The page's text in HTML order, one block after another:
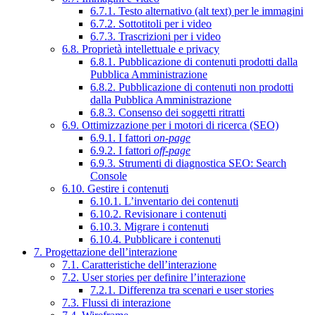
6.7.1. Testo alternativo (alt text) per le immagini
6.7.2. Sottotitoli per i video
6.7.3. Trascrizioni per i video
6.8. Proprietà intellettuale e privacy
6.8.1. Pubblicazione di contenuti prodotti dalla
Pubblica Amministrazione
6.8.2. Pubblicazione di contenuti non prodotti
dalla Pubblica Amministrazione
6.8.3. Consenso dei soggetti ritratti
6.9. Ottimizzazione per i motori di ricerca (SEO)
6.9.1. I fattori on-page
6.9.2. I fattori off-page
6.9.3. Strumenti di diagnostica SEO: Search
Console
6.10. Gestire i contenuti
6.10.1. L’inventario dei contenuti
6.10.2. Revisionare i contenuti
6.10.3. Migrare i contenuti
6.10.4. Pubblicare i contenuti
7. Progettazione dell’interazione
7.1. Caratteristiche dell’interazione
7.2. User stories per definire l’interazione
7.2.1. Differenza tra scenari e user stories
7.3. Flussi di interazione